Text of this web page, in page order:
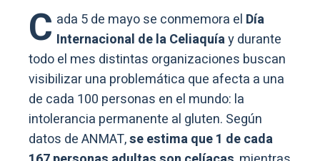
C ada 5 de mayo se conmemora el Día
Internacional de la Celiaquíay durante
todo el mes distintas organizaciones buscan
visibilizar una problemática que afecta a una
de cada 100 personas en el mundo: la
intolerancia permanente al gluten. Según
datos de ANMAT,se estima que 1 de cada